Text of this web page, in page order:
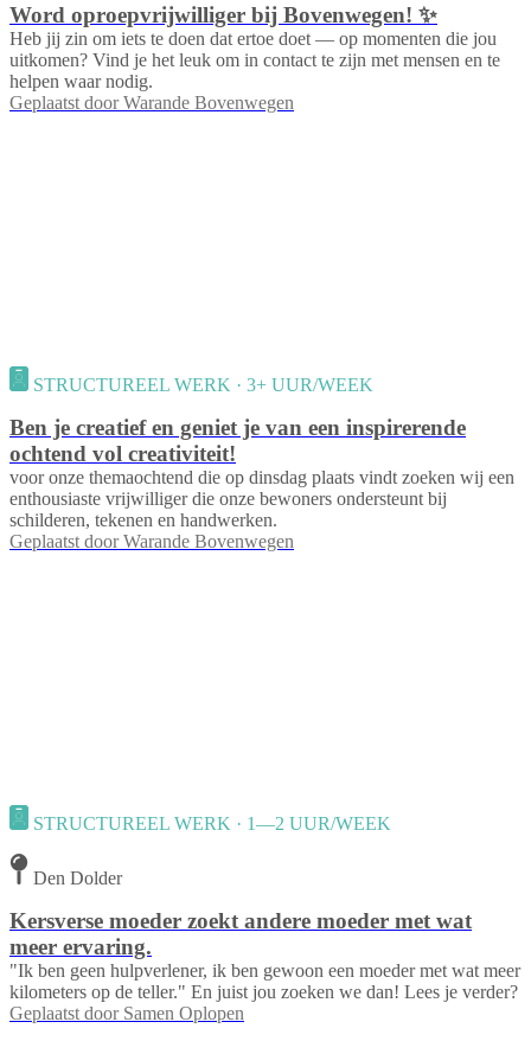
Word oproepvrijwilliger bij Bovenwegen! ✨
Heb jij zin om iets te doen dat ertoe doet — op momenten die jou
uitkomen? Vind je het leuk om in contact te zijn met mensen en te
helpen waar nodig.
Geplaatst door Warande Bovenwegen
STRUCTUREEL WERK · 3+ UUR/WEEK
Ben je creatief en geniet je van een inspirerende
ochtend vol creativiteit!
voor onze themaochtend die op dinsdag plaats vindt zoeken wij een
enthousiaste vrijwilliger die onze bewoners ondersteunt bij
schilderen, tekenen en handwerken.
Geplaatst door Warande Bovenwegen
STRUCTUREEL WERK · 1—2 UUR/WEEK
Den Dolder
Kersverse moeder zoekt andere moeder met wat
meer ervaring.
"Ik ben geen hulpverlener, ik ben gewoon een moeder met wat meer
kilometers op de teller." En juist jou zoeken we dan! Lees je verder?
Geplaatst door Samen Oplopen